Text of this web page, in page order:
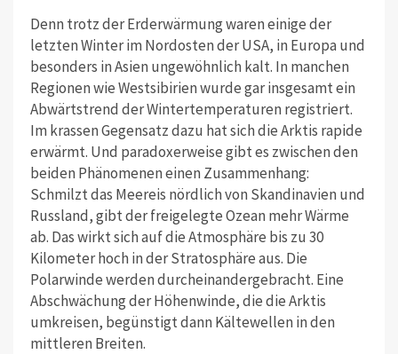
Denn trotz der Erderwärmung waren einige der
letzten Winter im Nordosten der USA, in Europa und
besonders in Asien ungewöhnlich kalt. In manchen
Regionen wie Westsibirien wurde gar insgesamt ein
Abwärtstrend der Wintertemperaturen registriert.
Im krassen Gegensatz dazu hat sich die Arktis rapide
erwärmt. Und paradoxerweise gibt es zwischen den
beiden Phänomenen einen Zusammenhang:
Schmilzt das Meereis nördlich von Skandinavien und
Russland, gibt der freigelegte Ozean mehr Wärme
ab. Das wirkt sich auf die Atmosphäre bis zu 30
Kilometer hoch in der Stratosphäre aus. Die
Polarwinde werden durcheinandergebracht. Eine
Abschwächung der Höhenwinde, die die Arktis
umkreisen, begünstigt dann Kältewellen in den
mittleren Breiten.